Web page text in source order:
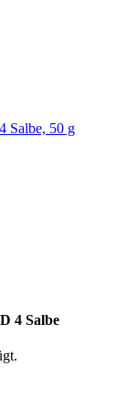
Salbe, 50 g
4 Salbe